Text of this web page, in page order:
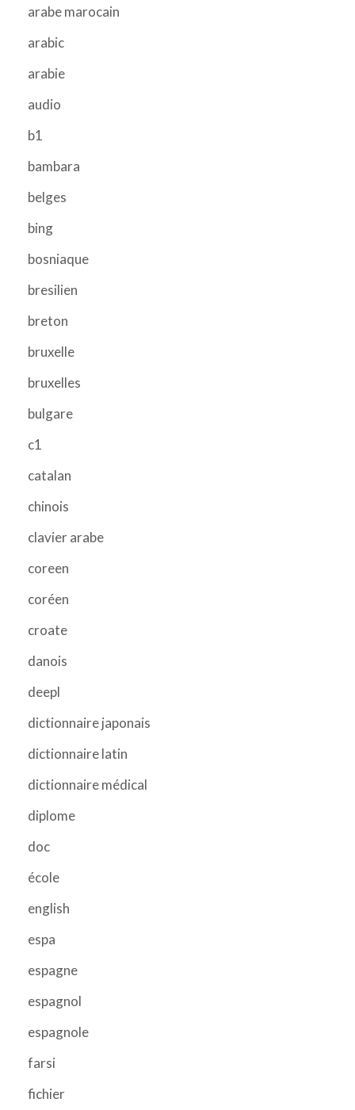
arabe marocain
arabic
arabie
audio
b1
bambara
belges
bing
bosniaque
bresilien
breton
bruxelle
bruxelles
bulgare
c1
catalan
chinois
clavier arabe
coreen
coréen
croate
danois
deepl
dictionnaire japonais
dictionnaire latin
dictionnaire médical
diplome
doc
école
english
espa
espagne
espagnol
espagnole
farsi
fichier